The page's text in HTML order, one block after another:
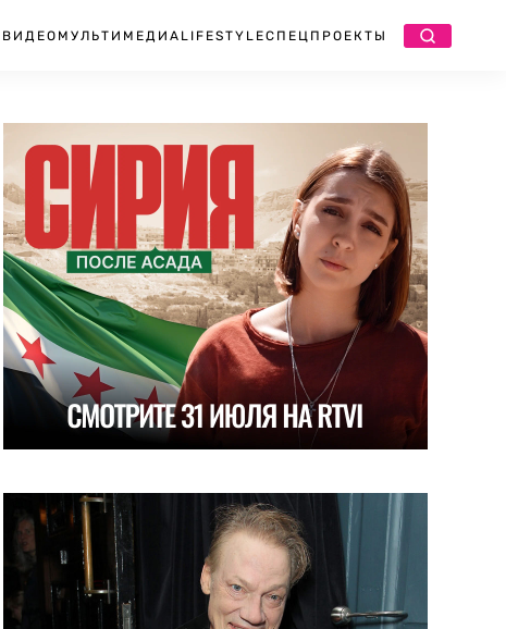
ВИДЕО МУЛЬТИМЕДИА LIFESTYLEСПЕЦПРОЕКТЫ